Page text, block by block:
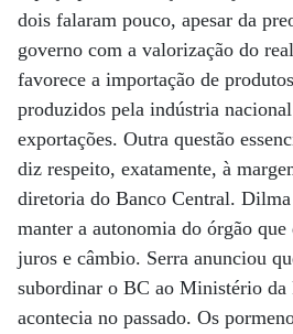
dois falaram pouco, apesar da
governo com a valorização do
favorece a importação de
produzidos pela indústria
exportações. Outra questão
diz respeito, exatamente, à
diretoria do Banco Central.
manter a autonomia do órgão
juros e câmbio. Serra anunciou
subordinar o BC ao Ministério da
acontecia no passado. Os